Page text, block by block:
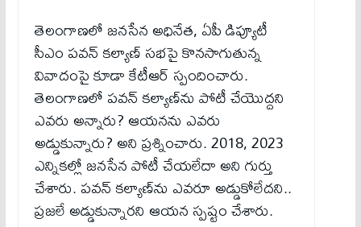
తెలంగాణలో జనసేన అధినేత, ఏపీ డిప్యూటీ
సీఎం పవన్ కల్యాణ్ సభపై కొనసాగుతున్న
వివాదంపై కూడా కేటీఆర్ స్పందించారు.
తెలంగాణలో పవన్ కల్యాణ్‌ను పోటీ చేయొద్దని
ఎవరు అన్నారు? ఆయనను ఎవరు
అడ్డుకున్నారు? అని ప్రశ్నించారు. 2018, 2023
ఎన్నికల్లో జనసేన పోటీ చేయలేదా అని గుర్తు
చేశారు. పవన్ కల్యాణ్‌ను ఎవరూ అడ్డుకోలేదని..
ప్రజలే అడ్డుకున్నారని ఆయన స్పష్టం చేశారు.